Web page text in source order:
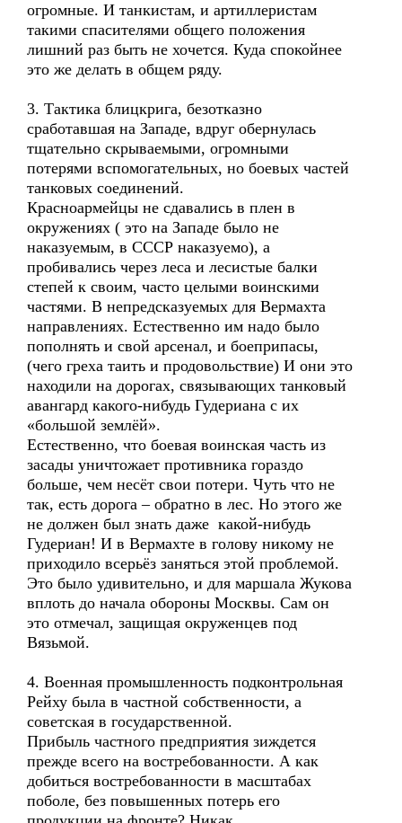
огромные. И танкистам, и артиллеристам
такими спасителями общего положения
лишний раз быть не хочется. Куда спокойнее
это же делать в общем ряду.
3. Тактика блицкрига, безотказно
сработавшая на Западе, вдруг обернулась
тщательно скрываемыми, огромными
потерями вспомогательных, но боевых частей
танковых соединений.
Красноармейцы не сдавались в плен в
окружениях ( это на Западе было не
наказуемым, в СССР наказуемо), а
пробивались через леса и лесистые балки
степей к своим, часто целыми воинскими
частями. В непредсказуемых для Вермахта
направлениях. Естественно им надо было
пополнять и свой арсенал, и боеприпасы,
(чего греха таить и продовольствие) И они это
находили на дорогах, связывающих танковый
авангард какого-нибудь Гудериана с их
«большой землёй».
Естественно, что боевая воинская часть из
засады уничтожает противника гораздо
больше, чем несёт свои потери. Чуть что не
так, есть дорога – обратно в лес. Но этого же
не должен был знать даже какой-нибудь
Гудериан! И в Вермахте в голову никому не
приходило всерьёз заняться этой проблемой.
Это было удивительно, и для маршала Жукова
вплоть до начала обороны Москвы. Сам он
это отмечал, защищая окруженцев под
Вязьмой.
4. Военная промышленность подконтрольная
Рейху была в частной собственности, а
советская в государственной.
Прибыль частного предприятия зиждется
прежде всего на востребованности. А как
добиться востребованности в масштабах
поболе, без повышенных потерь его